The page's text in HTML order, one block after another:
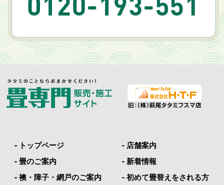
- トップページ
- 畳のご案内
- 襖・障子・網戸のご案内
- 店舗案内
- 新着情報
- 初めて畳替えをされる方